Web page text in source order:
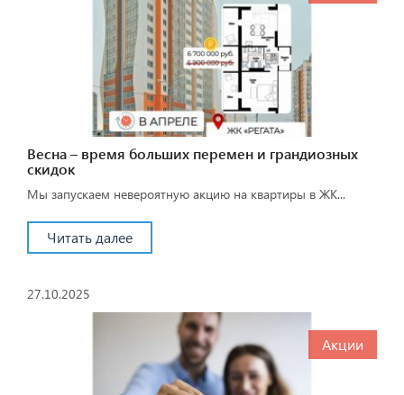
Весна – время больших перемен и грандиозных
скидок
Мы запускаем невероятную акцию на квартиры в ЖК...
Читать далее
27.10.2025
Акции